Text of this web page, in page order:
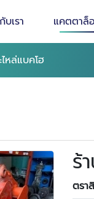
บเรา แคตตาล็
หล่แบคโฮ
ร้
ตรา